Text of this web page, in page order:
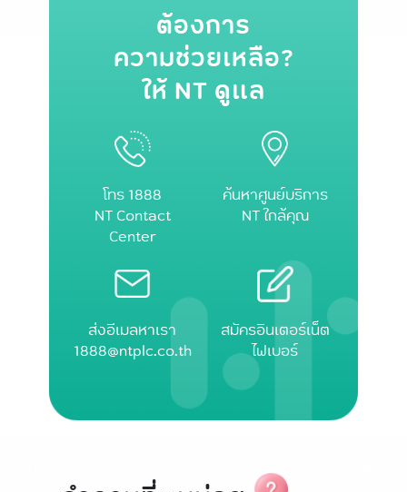
ต้องการ
ความช่วยเหลือ?
ให้ NT ดูแล
โทร 1888
NT Contact
Center
ค้นหาศูนย์บริการ
NT ใกล้คุณ
ส่งอีเมลหาเรา
1888@ntplc.co.th
สมัครอินเตอร์เน็ต
ไฟเบอร์